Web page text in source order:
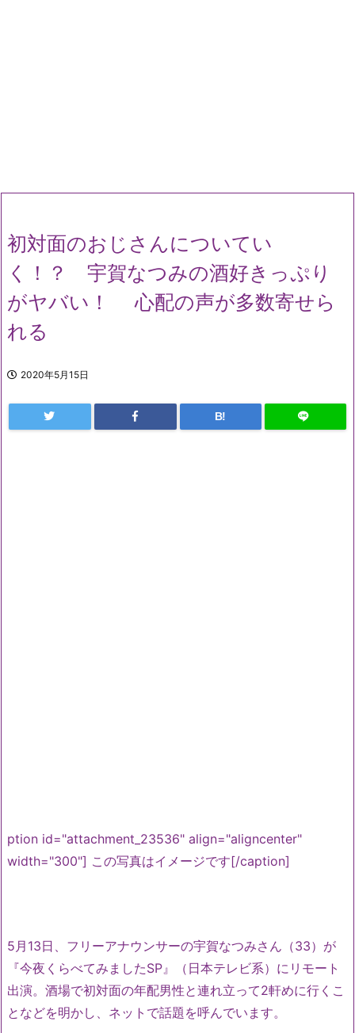
初対面のおじさんについてい
く！？ 宇賀なつみの酒好きっぷり
がヤバい！ 心配の声が多数寄せら
れる
2020年5月15日
B!
ption id="attachment_23536" align="aligncenter"
width="300"] この写真はイメージです[/caption]
5月13日、フリーアナウンサーの宇賀なつみさん（33）が
『今夜くらべてみましたSP』（日本テレビ系）にリモート
出演。酒場で初対面の年配男性と連れ立って2軒めに行くこ
となどを明かし、ネットで話題を呼んでいます。